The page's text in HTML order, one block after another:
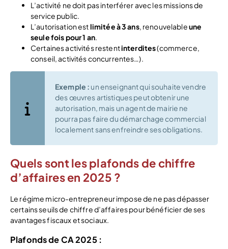
L’activité ne doit pas interférer avec les missions de
service public.
L’autorisation estlimitée à 3 ans, renouvelableune
seule fois pour 1 an.
Certaines activités restentinterdites(commerce,
conseil, activités concurrentes…).
Exemple : un enseignant qui souhaite vendre
des œuvres artistiques peut obtenir une
autorisation, mais un agent de mairie ne
pourra pas faire du démarchage commercial
localement sans enfreindre ses obligations.
Quels sont les plafonds de chiffre
d’affaires en 2025 ?
Le régime micro-entrepreneur impose de ne pas dépasser
certains seuils de chiffre d’affaires pour bénéficier de ses
avantages fiscaux et sociaux.
Plafonds de CA 2025 :